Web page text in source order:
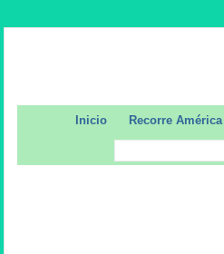
Inicio Recorre América